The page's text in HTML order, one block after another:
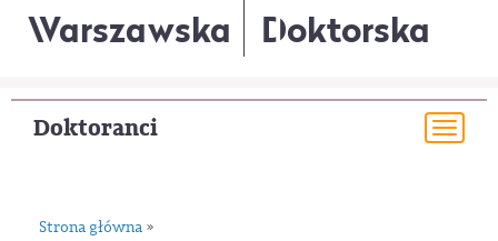
Warszawska
Doktorska
Doktoranci
Strona główna »